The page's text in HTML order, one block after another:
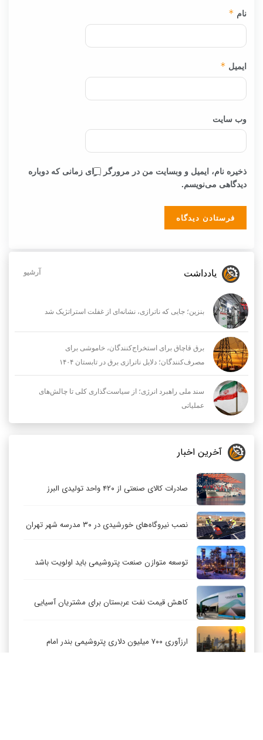
نام *
ایمیل *
وب‌ سایت
ذخیره نام، ایمیل و وبسایت من در مرورگر برای زمانی که دوباره
دیدگاهی می‌نویسم.
یادداشت آرشیو
بنزین؛ جایی که ناترازی، نشانه‌ای از غفلت استراتژیک شد
برق قاچاق برای استخراج‌کنندگان، خاموشی برای
مصرف‌کنندگان؛ دلایل ناترازی برق در تابستان ۱۴۰۴
سند ملی راهبرد انرژی؛ از سیاست‌گذاری کلی تا چالش‌های
عملیاتی
آخرین اخبار
صادرات کالای صنعتی از ۴۲۰ واحد تولیدی البرز
نصب نیروگاه‌های خورشیدی در ۳۰ مدرسه شهر تهران
توسعه متوازن صنعت پتروشیمی باید اولویت باشد
کاهش قیمت نفت عربستان برای مشتریان آسیایی
ارزآوری ۷۰۰ میلیون دلاری پتروشیمی بندر امام